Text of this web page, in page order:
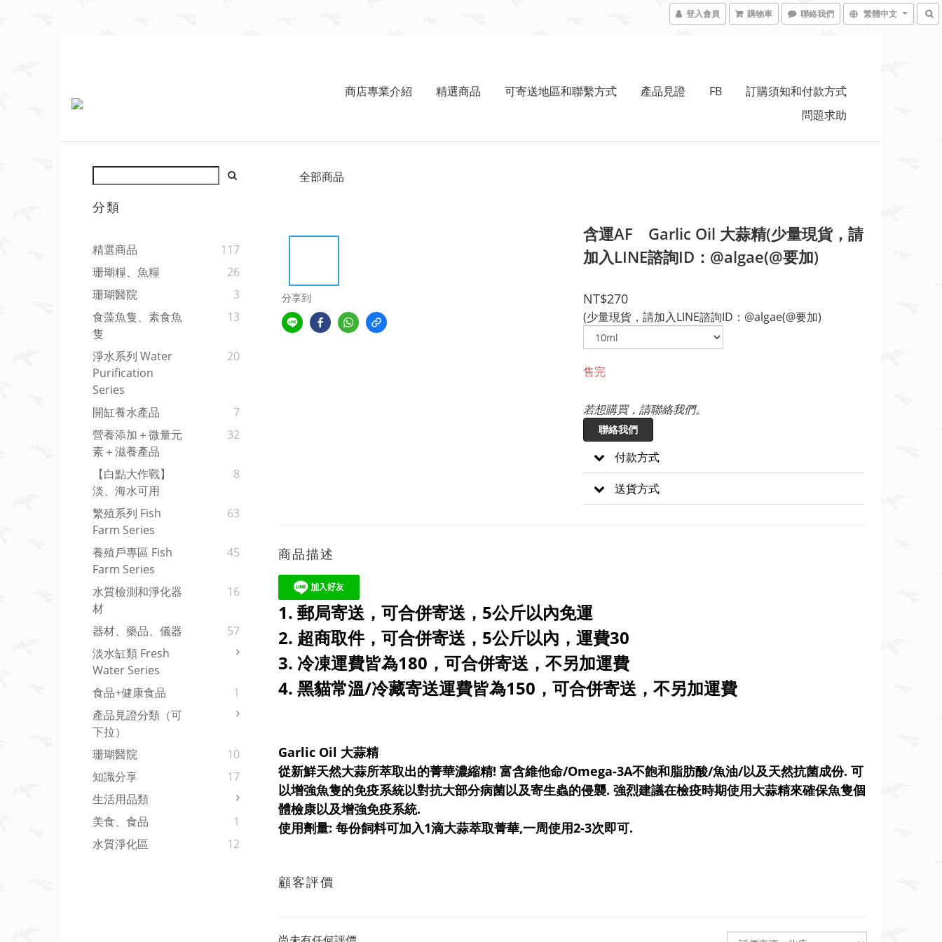
登入會員 購物車 聯絡我們 繁體中文
商店專業介紹 精選商品 可寄送地區和聯繫方式 產品見證 FB
訂購須知和付款方式
問題求助
分類
精選商品
117
珊瑚糧、魚糧
26
珊瑚醫院
3
食藻魚隻、素食魚
隻
13
淨水系列 Water
Purification
Series
20
開缸養水產品
7
營養添加＋微量元
素＋滋養產品
32
【白點大作戰】
淡、海水可用
8
繁殖系列 Fish
Farm Series
63
養殖戶專區 Fish
Farm Series
45
水質檢測和淨化器
材
16
器材、藥品、儀器
57
淡水缸類 Fresh
Water Series
食品+健康食品
1
產品見證分類（可
下拉）
珊瑚醫院
10
知識分享
17
生活用品類
美食、食品
1
水質淨化區
12
全部商品
分享到
含運AF Garlic Oil 大蒜精(少量現貨，請
加入LINE諮詢ID：@algae(@要加)
NT$270
(少量現貨，請加入LINE諮詢ID：@algae(@要加)
售完
若想購買，請聯絡我們。
聯絡我們
付款方式
送貨方式
商品描述
1. 郵局寄送，可合併寄送，5公斤以內免運
2. 超商取件，可合併寄送，5公斤以內，運費30
3. 冷凍運費皆為180，可合併寄送，不另加運費
4. 黑貓常溫/冷藏寄送運費皆為150，可合併寄送，不另加運費
Garlic Oil 大蒜精
從新鮮天然大蒜所萃取出的菁華濃縮精! 富含維他命/Omega-3A不飽和脂肪酸/魚油/以及天然抗菌成份. 可
以增強魚隻的免疫系統以對抗大部分病菌以及寄生蟲的侵襲. 強烈建議在檢疫時期使用大蒜精來確保魚隻個
體檢康以及增強免疫系統.
使用劑量: 每份飼料可加入1滴大蒜萃取菁華,一周使用2-3次即可.
顧客評價